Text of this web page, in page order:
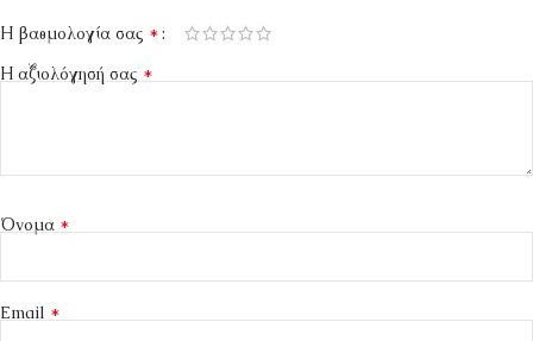
Η βαθμολογία σας *
Η αξιολόγησή σας *
Όνομα *
Email *